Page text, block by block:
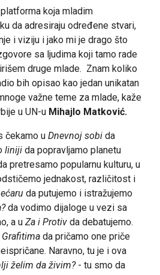
koja mladim
da adresiraju određene stvari,
i viziju i jako mi je drago što
sa ljudima koji tamo rade
druge mlade. Znam koliko
bih opisao kao jedan unikatan
važne teme za mlade, kaže
u UN-u Mihajlo Matković.
čekamo u Dnevnoj sobi da
liniji da popravljamo planetu
pretresamo popularnu kulturu, u
jednakost, različitost i
da putujemo i istražujemo
da vodimo dijaloge u vezi sa
a u Za i Protiv da debatujemo.
Grafitima da pričamo one priče
Naravno, tu je i ova
želim da živim?- tu smo da